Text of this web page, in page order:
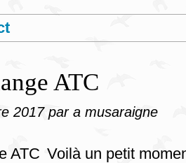
ATC
2017 par a musaraigne
Voilà un petit